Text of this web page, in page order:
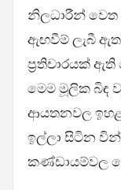
නිලධාරීන් වෙත
ඇඟවීම් ලැබී
ප්‍රතිචාරයක්
මෙම මූලික බිඳ
ආයතනවල
ඉල්ලා සිටින
කණ්ඩායම්වල